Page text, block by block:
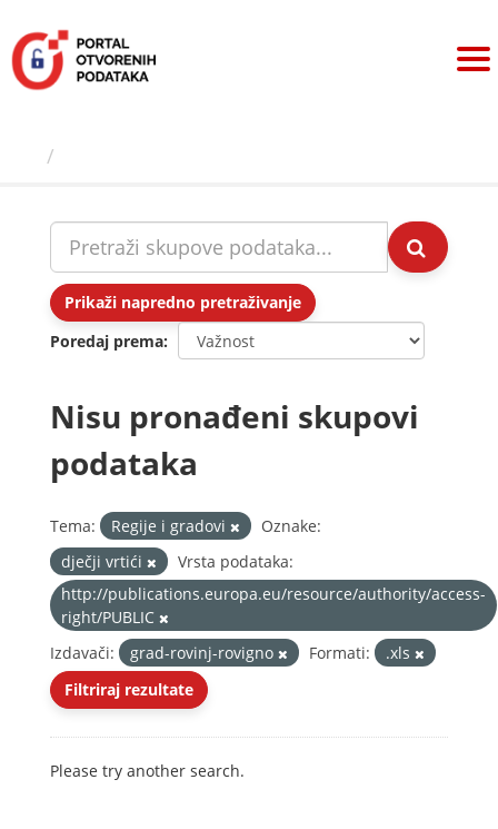
sadržaj
Prikaži napredno pretraživanje
Poredaj prema
Nisu pronađeni skupovi
podataka
Tema: Regije i gradovi
Oznake:
dječji vrtići
Vrsta podataka:
http://publications.europa.eu/resource/authority/access-
right/PUBLIC
Izdavači:
grad-rovinj-rovigno Formati:
.xls
Filtriraj rezultate
Please try another search.